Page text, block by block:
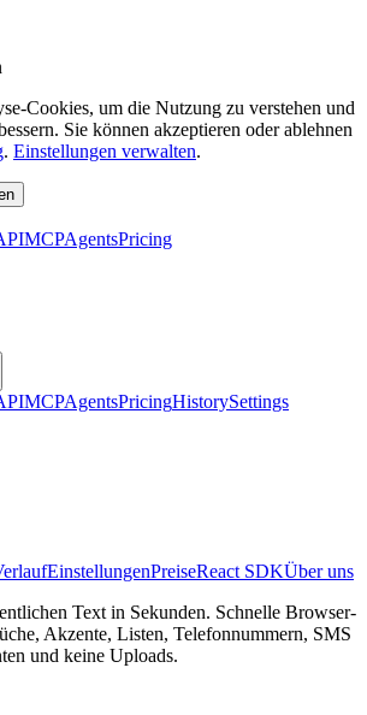
Cookies, um die Nutzung zu verstehen und
Sie können akzeptieren oder ablehnen
. Einstellungen verwalten.
MCPAgentsPricing
MCPAgentsPricingHistorySettings
EinstellungenPreiseReact SDKÜber uns
Text in Sekunden. Schnelle Browser-
Akzente, Listen, Telefonnummern, SMS
und keine Uploads.